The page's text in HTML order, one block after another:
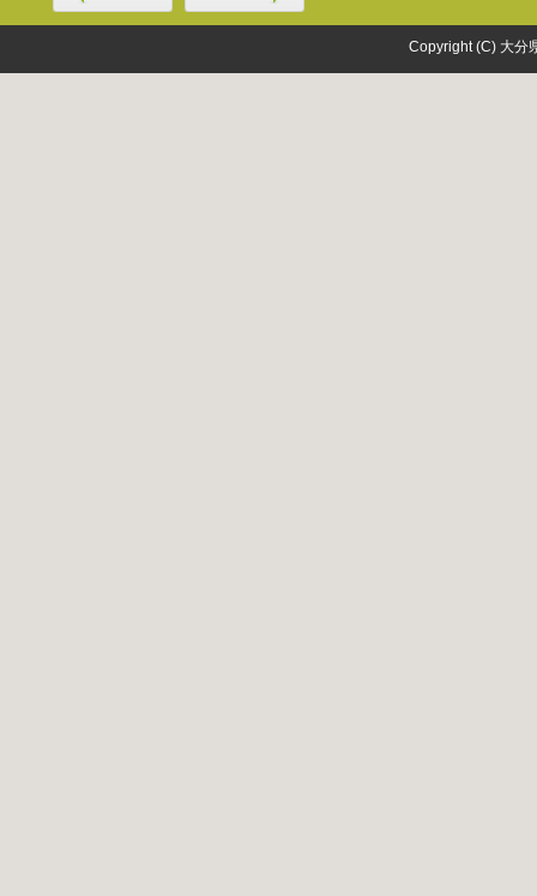
Copyright (C) 大分